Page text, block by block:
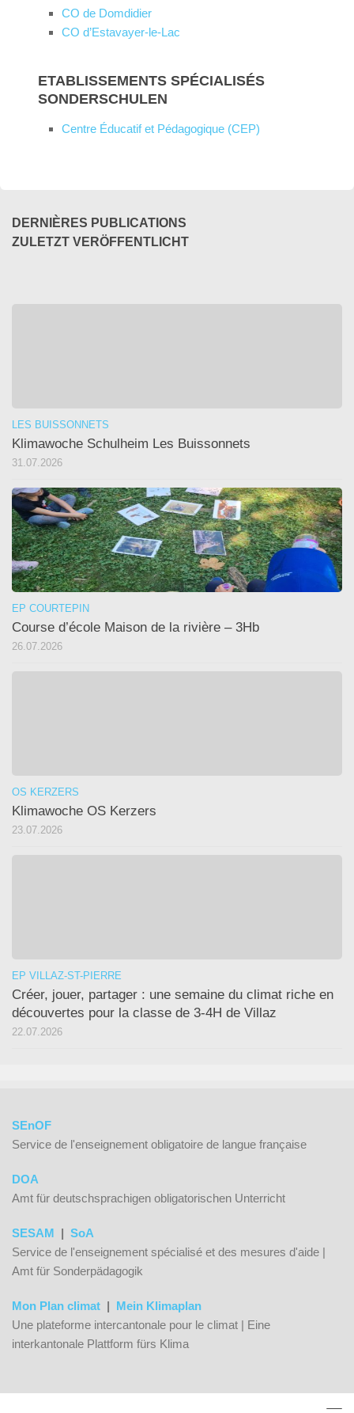
CO de Domdidier
CO d’Estavayer-le-Lac
ETABLISSEMENTS SPÉCIALISÉS
SONDERSCHULEN
Centre Éducatif et Pédagogique (CEP)
DERNIÈRES PUBLICATIONS
ZULETZT VERÖFFENTLICHT
LES BUISSONNETS
Klimawoche Schulheim Les Buissonnets
31.07.2026
EP COURTEPIN
Course d’école Maison de la rivière – 3Hb
26.07.2026
OS KERZERS
Klimawoche OS Kerzers
23.07.2026
EP VILLAZ-ST-PIERRE
Créer, jouer, partager : une semaine du climat riche en
découvertes pour la classe de 3-4H de Villaz
22.07.2026
SEnOF
Service de l'enseignement obligatoire de langue française
DOA
Amt für deutschsprachigen obligatorischen Unterricht
SESAM | SoA
Service de l'enseignement spécialisé et des mesures d'aide |
Amt für Sonderpädagogik
Mon Plan climat | Mein Klimaplan
Une plateforme intercantonale pour le climat | Eine
interkantonale Plattform fürs Klima